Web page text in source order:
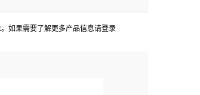
。如果需要了解更多产品信息请登录